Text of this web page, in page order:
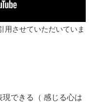
用させていただいていま
できる（ 感じる心は